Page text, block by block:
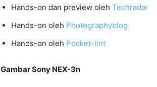
Hands-on dan preview oleh Techradar
Hands-on oleh Photographyblog
Hands-on oleh Pocket-lint
Gambar Sony NEX-3n